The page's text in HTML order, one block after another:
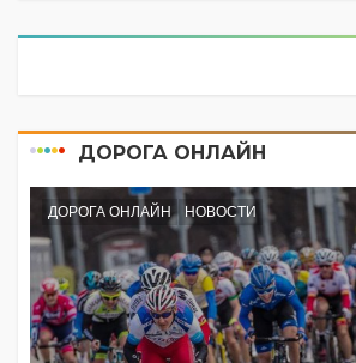
ДОРОГА ОНЛАЙН
ДОРОГА ОНЛАЙН НОВОСТИ